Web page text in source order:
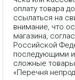
оплату товара
ссылаться на
внимание, что
магазина,
Российской
последующими
сложные
«Перечня